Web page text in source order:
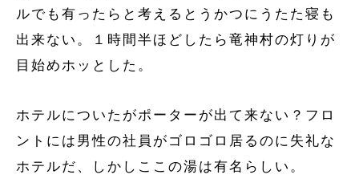
ルでも有ったらと考えるとうかつにうたた寝も
出来ない。１時間半ほどしたら竜神村の灯りが
目始めホッとした。
ホテルについたがポーターが出て来ない？フロ
ントには男性の社員がゴロゴロ居るのに失礼な
ホテルだ、しかしここの湯は有名らしい。